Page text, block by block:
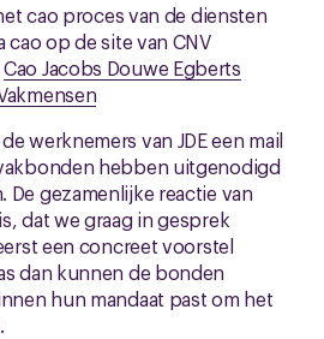
cao proces van de diensten
op de site van CNV
Cao Jacobs Douwe Egberts
werknemers van JDE een mail
hebben uitgenodigd
De gezamenlijke reactie van
dat we graag in gesprek
een concreet voorstel
dan kunnen de bonden
hun mandaat past om het